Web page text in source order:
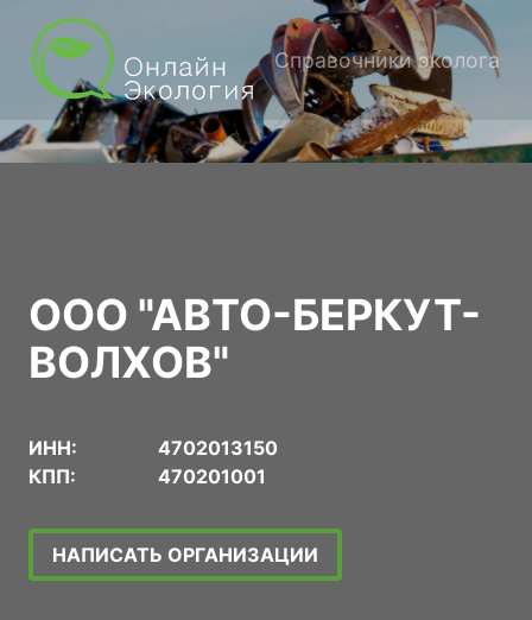
Справочники эколога
ООО "АВТО-БЕРКУТ-
ВОЛХОВ"
ИНН:
4702013150
КПП:
470201001
НАПИСАТЬ ОРГАНИЗАЦИИ